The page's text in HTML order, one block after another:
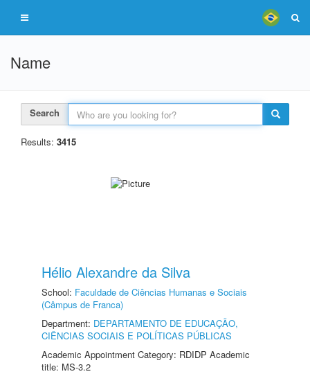
Name
Search
Results: 3415
Hélio Alexandre da Silva
School: Faculdade de Ciências Humanas e Sociais
(Câmpus de Franca)
Department: DEPARTAMENTO DE EDUCAÇÃO,
CIÊNCIAS SOCIAIS E POLÍTICAS PÚBLICAS
Academic Appointment Category: RDIDP Academic
title: MS-3.2